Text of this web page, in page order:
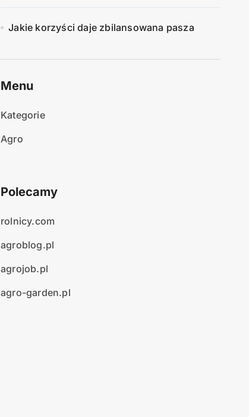
Jakie korzyści daje zbilansowana pasza
Menu
Kategorie
Agro
Polecamy
rolnicy.com
agroblog.pl
agrojob.pl
agro-garden.pl